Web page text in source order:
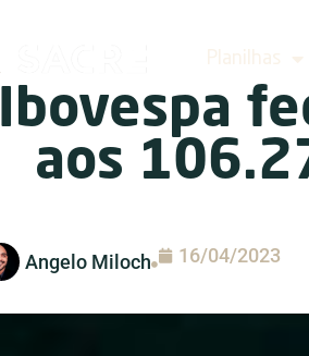
Ibovespa
aos
Angelo Miloch 16/04/2023